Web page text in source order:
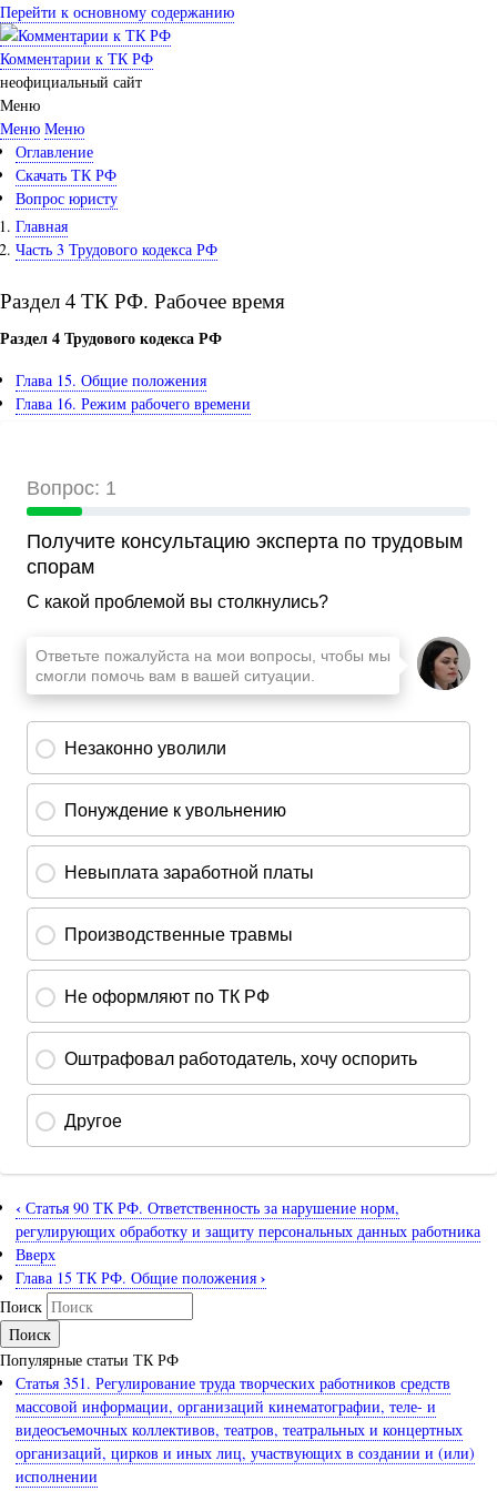
Перейти к основному содержанию
Комментарии к ТК РФ
неофициальный сайт
Меню
Меню Меню
Оглавление
Скачать ТК РФ
Вопрос юристу
Главная
Часть 3 Трудового кодекса РФ
Раздел 4 ТК РФ. Рабочее время
Раздел 4 Трудового кодекса РФ
Глава 15. Общие положения
Глава 16. Режим рабочего времени
‹ Статья 90 ТК РФ. Ответственность за нарушение норм,
регулирующих обработку и защиту персональных данных работника
Вверх
Глава 15 ТК РФ. Общие положения ›
Поиск
Популярные статьи ТК РФ
Статья 351. Регулирование труда творческих работников средств
массовой информации, организаций кинематографии, теле- и
видеосъемочных коллективов, театров, театральных и концертных
организаций, цирков и иных лиц, участвующих в создании и (или)
исполнении